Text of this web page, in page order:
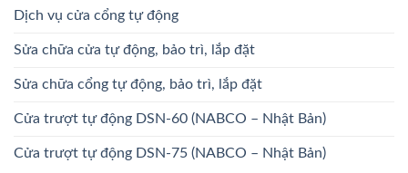
Dịch vụ cửa cổng tự động
Sửa chữa cửa tự động, bảo trì, lắp đặt
Sửa chữa cổng tự động, bảo trì, lắp đặt
Cửa trượt tự động DSN-60 (NABCO – Nhật Bản)
Cửa trượt tự động DSN-75 (NABCO – Nhật Bản)